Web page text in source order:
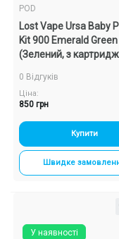
POD
Lost Vape Ursa Baby
Kit 900 Emerald Green
(Зелений, з
0 Відгуків
Ціна:
850 грн
Купити
Швидке
У наявності